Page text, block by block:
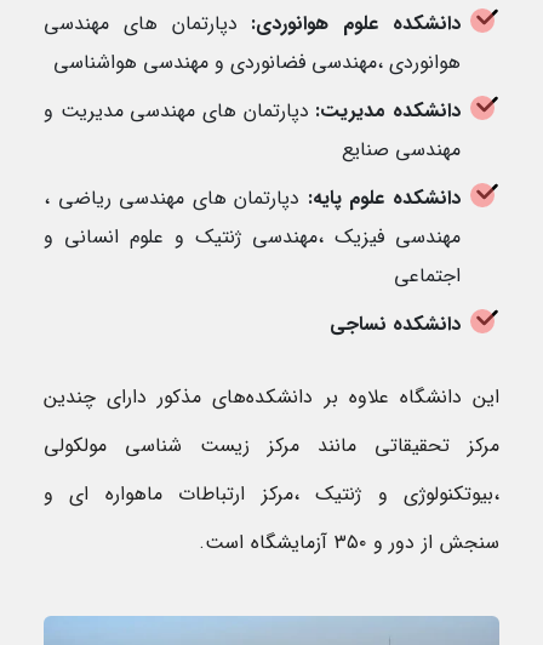
دانشکده علوم هوانوردی: دپارتمان های مهندسی
هوانوردی ،مهندسی فضانوردی و مهندسی هواشناسی
دانشکده مدیریت: دپارتمان های مهندسی مدیریت و
مهندسی صنایع
دانشکده علوم پایه: دپارتمان های مهندسی ریاضی ،
مهندسی فیزیک ،مهندسی ژنتیک و علوم انسانی و
اجتماعی
دانشکده نساجی
این دانشگاه علاوه بر دانشکده‌های مذکور دارای چندین
مرکز تحقیقاتی مانند مرکز زیست شناسی مولکولی
،بیوتکنولوژی و ژنتیک ،مرکز ارتباطات ماهواره ای و
سنجش از دور و ۳۵۰ آزمایشگاه است.